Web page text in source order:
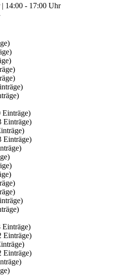
14:00 - 17:00 Uhr
Einträge)
Einträge)
Einträge)
Einträge)
Einträge)
Einträge)